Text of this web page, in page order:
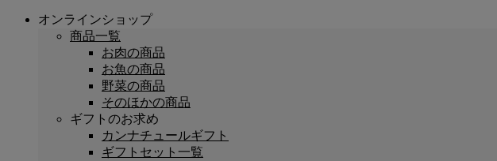
オンラインショップ
商品一覧
お肉の商品
お魚の商品
野菜の商品
そのほかの商品
ギフトのお求め
カンナチュールギフト
ギフトセット一覧